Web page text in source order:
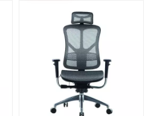
Service mit Ihren Bedürfnissen
ist akzeptabel.